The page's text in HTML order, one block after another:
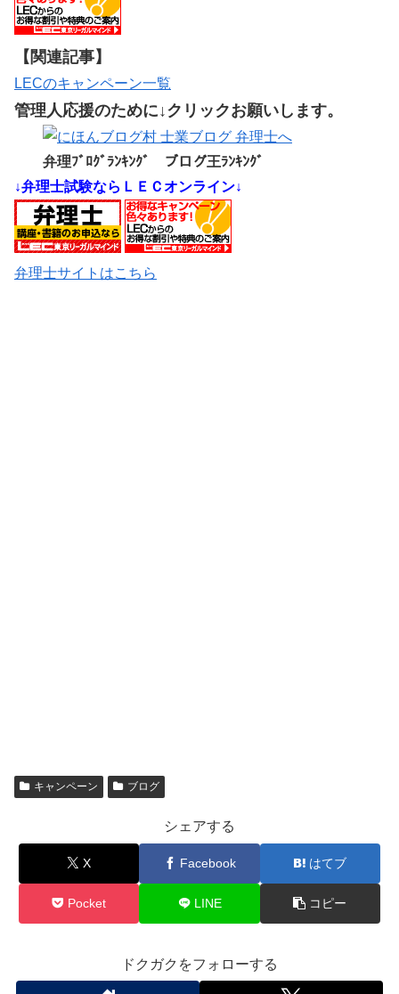
【関連記事】
LECのキャンペーン一覧
管理人応援のために↓クリックお願いします。
弁理ﾌﾞﾛｸﾞﾗﾝｷﾝｸﾞ ブログ王ﾗﾝｷﾝｸﾞ
↓弁理士試験ならＬＥＣオンライン↓
弁理士サイトはこちら
キャンペーン ブログ
シェアする
X Facebook はてブ
Pocket LINE コピー
ドクガクをフォローする